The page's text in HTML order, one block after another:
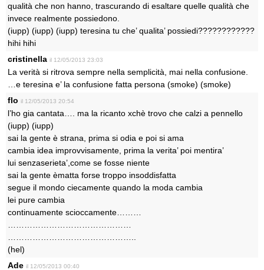
qualità che non hanno, trascurando di esaltare quelle qualità che
invece realmente possiedono.
(iupp) (iupp) (iupp) teresina tu che’ qualita’ possiedi????????????
hihi hihi
cristinella il 12/05/2013 23:03
La verità si ritrova sempre nella semplicità, mai nella confusione.
…e teresina e’ la confusione fatta persona (smoke) (smoke)
flo il 12/05/2013 20:54
l’ho gia cantata…. ma la ricanto xchè trovo che calzi a pennello
(iupp) (iupp)
sai la gente è strana, prima si odia e poi si ama
cambia idea improvvisamente, prima la verita’ poi mentira’
lui senzaserieta’,come se fosse niente
sai la gente èmatta forse troppo insoddisfatta
segue il mondo ciecamente quando la moda cambia
lei pure cambia
continuamente scioccamente………
(hel)
Ade il 12/05/2013 00:40